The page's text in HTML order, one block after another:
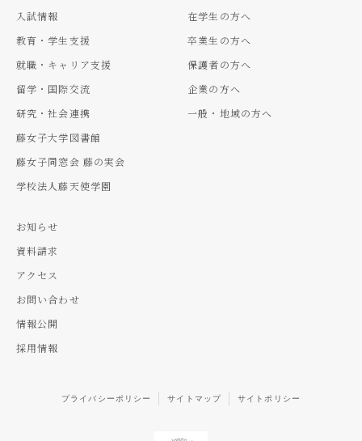
入試情報
教育・学生支援
就職・キャリア支援
留学・国際交流
研究・社会連携
藤女子大学図書館
藤女子同窓会 藤の実会
学校法人藤天使学園
在学生の方へ
卒業生の方へ
保護者の方へ
企業の方へ
一般・地域の方へ
お知らせ
資料請求
アクセス
お問い合わせ
情報公開
採用情報
プライバシーポリシー サイトマップ サイトポリシー